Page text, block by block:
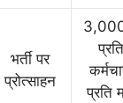
भर्ती पर
प्रोत्साहन
प्रति
प्रति